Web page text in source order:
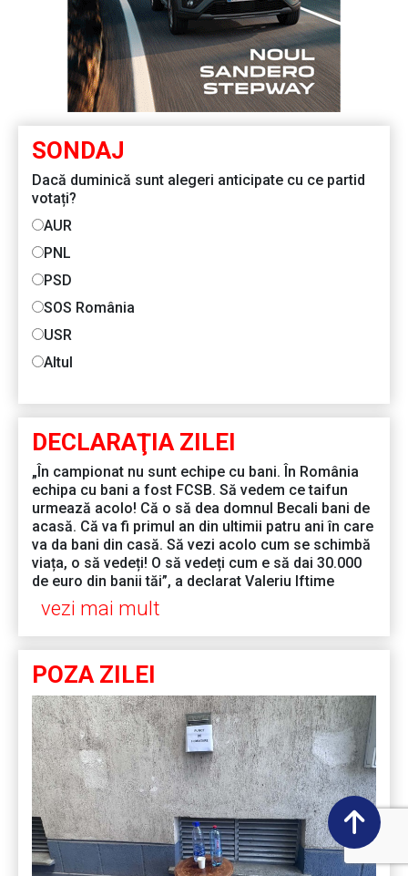
SONDAJ
Dacă duminică sunt alegeri anticipate cu ce partid
votați?
AUR
PNL
PSD
SOS România
USR
Altul
DECLARAŢIA ZILEI
„În campionat nu sunt echipe cu bani. În România
echipa cu bani a fost FCSB. Să vedem ce taifun
urmează acolo! Că o să dea domnul Becali bani de
acasă. Că va fi primul an din ultimii patru ani în care
va da bani din casă. Să vezi acolo cum se schimbă
viața, o să vedeți! O să vedeți cum e să dai 30.000
de euro din banii tăi”, a declarat Valeriu Iftime
vezi mai mult
POZA ZILEI